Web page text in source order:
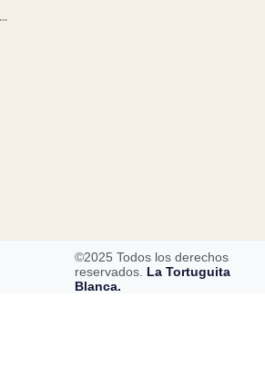
©2025 Todos los derechos
reservados. La Tortuguita
Blanca.